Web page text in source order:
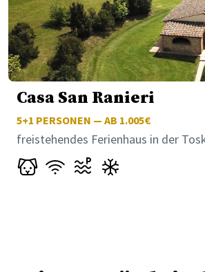
Casa San Ranieri
5+1 PERSONEN — AB 1.005€
freistehendes Ferienhaus in der